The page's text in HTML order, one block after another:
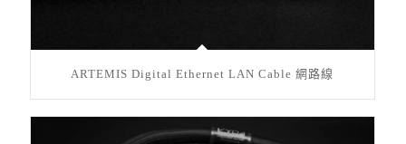
ARTEMIS Digital Ethernet LAN Cable 網路線